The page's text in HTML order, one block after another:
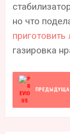
но что
газировка